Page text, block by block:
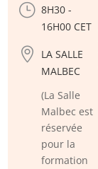
} 8H30 -
16H00 CET

LA SALLE
MALBEC
(La Salle
Malbec est
réservée
pour la
formation